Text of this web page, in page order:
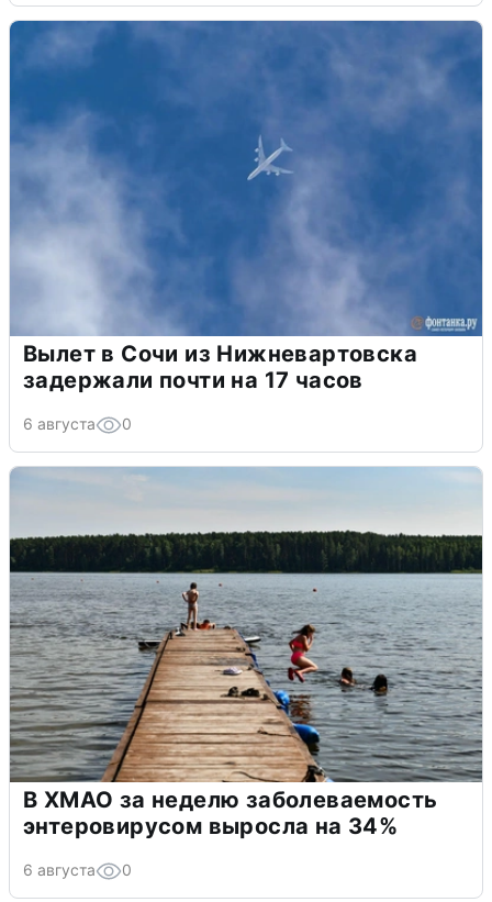
Вылет в Сочи из Нижневартовска
задержали почти на 17 часов
6 августа 0
В ХМАО за неделю заболеваемость
энтеровирусом выросла на 34%
6 августа 0